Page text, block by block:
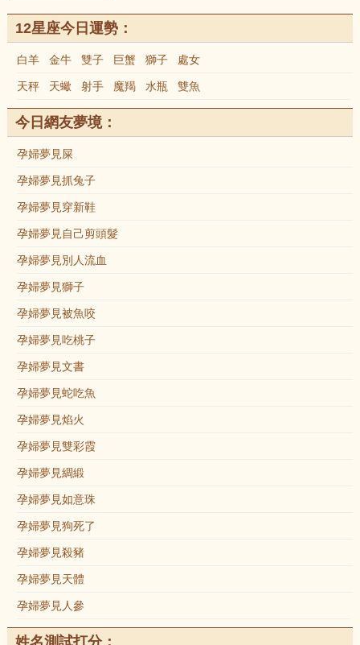
12星座今日運勢：
白羊 金牛 雙子 巨蟹 獅子 處女
天秤 天蠍 射手 魔羯 水瓶 雙魚
今日網友夢境：
孕婦夢見屎
孕婦夢見抓兔子
孕婦夢見穿新鞋
孕婦夢見自己剪頭髮
孕婦夢見別人流血
孕婦夢見獅子
孕婦夢見被魚咬
孕婦夢見吃桃子
孕婦夢見文書
孕婦夢見蛇吃魚
孕婦夢見焰火
孕婦夢見雙彩霞
孕婦夢見綢緞
孕婦夢見如意珠
孕婦夢見狗死了
孕婦夢見殺豬
孕婦夢見天體
孕婦夢見人參
姓名測試打分：